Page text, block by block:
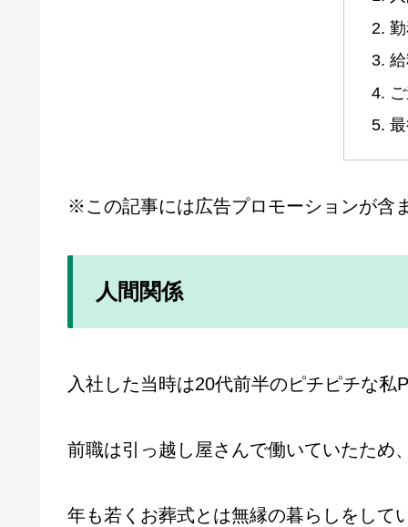
※この記事には広告プロモーションが含
人間関係
入社した当時は20代前半のピチピチな私
前職は引っ越し屋さんで働いていたため
年も若くお葬式とは無縁の暮らしをして